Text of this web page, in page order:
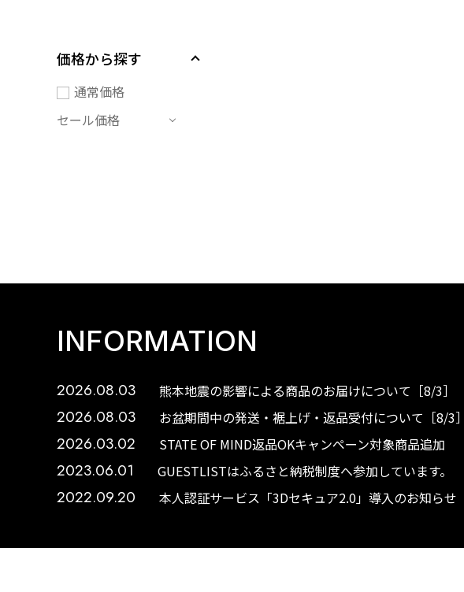
価格から探す
通常価格
セール価格
INFORMATION
2026.08.03 熊本地震の影響による商品のお届けについて［8/3］
2026.08.03 お盆期間中の発送・裾上げ・返品受付について［8/3］
2026.03.02 STATE OF MIND返品OKキャンペーン対象商品追加
2023.06.01 GUESTLISTはふるさと納税制度へ参加しています。
2022.09.20 本人認証サービス「3Dセキュア2.0」導入のお知らせ